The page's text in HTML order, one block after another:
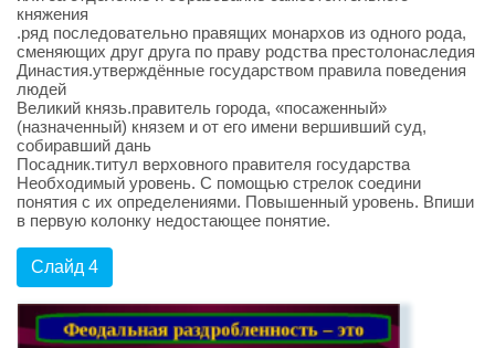
княжения
.ряд последовательно правящих монархов из одного рода,
сменяющих друг друга по праву родства престолонаследия
Династия.утверждённые государством правила поведения
людей
Великий князь.правитель города, «посаженный»
(назначенный) князем и от его имени вершивший суд,
собиравший дань
Посадник.титул верховного правителя государства
Необходимый уровень. С помощью стрелок соедини
понятия с их определениями. Повышенный уровень. Впиши
в первую колонку недостающее понятие.
Слайд 4